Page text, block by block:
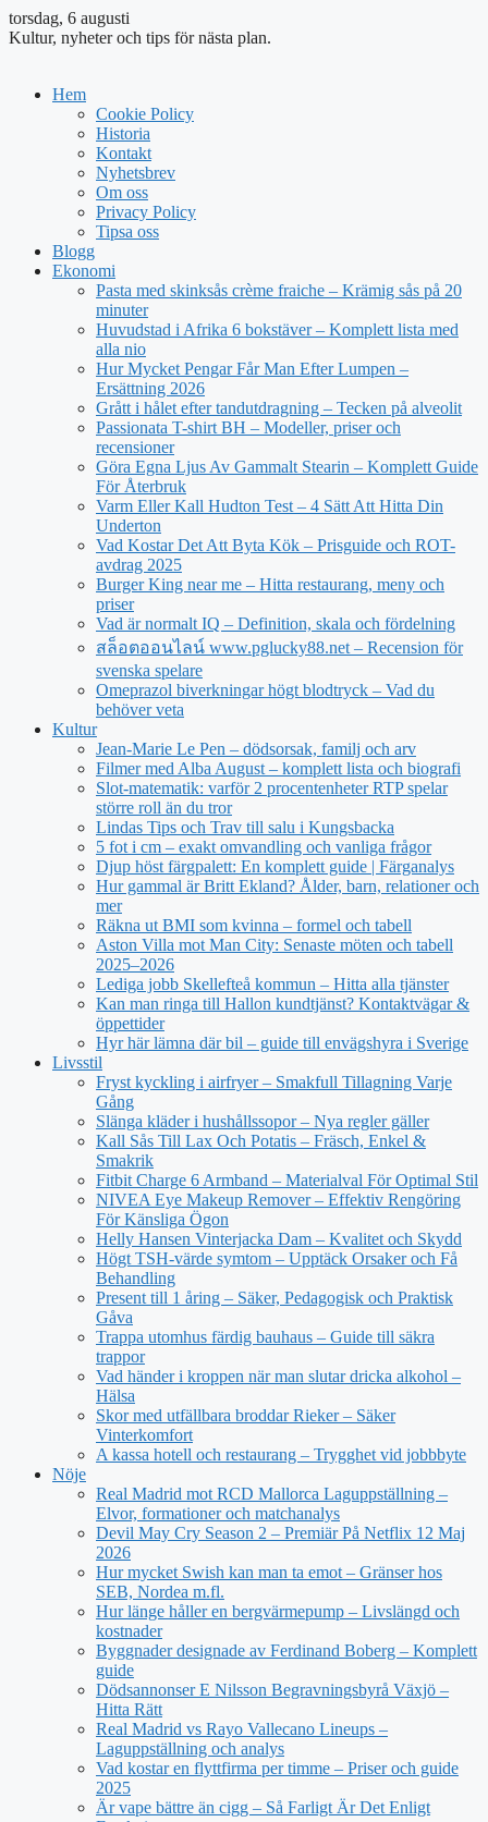
torsdag, 6 augusti
Kultur, nyheter och tips för nästa plan.
Hem
Cookie Policy
Historia
Kontakt
Nyhetsbrev
Om oss
Privacy Policy
Tipsa oss
Blogg
Ekonomi
Pasta med skinksås crème fraiche – Krämig sås på 20
minuter
Huvudstad i Afrika 6 bokstäver – Komplett lista med
alla nio
Hur Mycket Pengar Får Man Efter Lumpen –
Ersättning 2026
Grått i hålet efter tandutdragning – Tecken på alveolit
Passionata T-shirt BH – Modeller, priser och
recensioner
Göra Egna Ljus Av Gammalt Stearin – Komplett Guide
För Återbruk
Varm Eller Kall Hudton Test – 4 Sätt Att Hitta Din
Underton
Vad Kostar Det Att Byta Kök – Prisguide och ROT-
avdrag 2025
Burger King near me – Hitta restaurang, meny och
priser
Vad är normalt IQ – Definition, skala och fördelning
สล็อตออนไลน์ www.pglucky88.net – Recension för
svenska spelare
Omeprazol biverkningar högt blodtryck – Vad du
behöver veta
Kultur
Jean‑Marie Le Pen – dödsorsak, familj och arv
Filmer med Alba August – komplett lista och biografi
Slot-matematik: varför 2 procentenheter RTP spelar
större roll än du tror
Lindas Tips och Trav till salu i Kungsbacka
5 fot i cm – exakt omvandling och vanliga frågor
Djup höst färgpalett: En komplett guide | Färganalys
Hur gammal är Britt Ekland? Ålder, barn, relationer och
mer
Räkna ut BMI som kvinna – formel och tabell
Aston Villa mot Man City: Senaste möten och tabell
2025–2026
Lediga jobb Skellefteå kommun – Hitta alla tjänster
Kan man ringa till Hallon kundtjänst? Kontaktvägar &
öppettider
Hyr här lämna där bil – guide till envägshyra i Sverige
Livsstil
Fryst kyckling i airfryer – Smakfull Tillagning Varje
Gång
Slänga kläder i hushållssopor – Nya regler gäller
Kall Sås Till Lax Och Potatis – Fräsch, Enkel &
Smakrik
Fitbit Charge 6 Armband – Materialval För Optimal Stil
NIVEA Eye Makeup Remover – Effektiv Rengöring
För Känsliga Ögon
Helly Hansen Vinterjacka Dam – Kvalitet och Skydd
Högt TSH-värde symtom – Upptäck Orsaker och Få
Behandling
Present till 1 åring – Säker, Pedagogisk och Praktisk
Gåva
Trappa utomhus färdig bauhaus – Guide till säkra
trappor
Vad händer i kroppen när man slutar dricka alkohol –
Hälsa
Skor med utfällbara broddar Rieker – Säker
Vinterkomfort
A kassa hotell och restaurang – Trygghet vid jobbbyte
Nöje
Real Madrid mot RCD Mallorca Laguppställning –
Elvor, formationer och matchanalys
Devil May Cry Season 2 – Premiär På Netflix 12 Maj
2026
Hur mycket Swish kan man ta emot – Gränser hos
SEB, Nordea m.fl.
Hur länge håller en bergvärmepump – Livslängd och
kostnader
Byggnader designade av Ferdinand Boberg – Komplett
guide
Dödsannonser E Nilsson Begravningsbyrå Växjö –
Hitta Rätt
Real Madrid vs Rayo Vallecano Lineups –
Laguppställning och analys
Vad kostar en flyttfirma per timme – Priser och guide
2025
Är vape bättre än cigg – Så Farligt Är Det Enligt